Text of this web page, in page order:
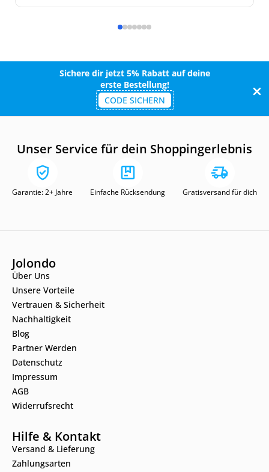
Sichere dir jetzt 5% Rabatt auf deine
erste Bestellung!
CODE SICHERN
Unser Service für dein Shoppingerlebnis
Garantie: 2+ Jahre Einfache Rücksendung Gratisversand für dich
Jolondo
Über Uns
Unsere Vorteile
Vertrauen & Sicherheit
Nachhaltigkeit
Blog
Partner Werden
Datenschutz
Impressum
AGB
Widerrufsrecht
Hilfe & Kontakt
Versand & Lieferung
Zahlungsarten